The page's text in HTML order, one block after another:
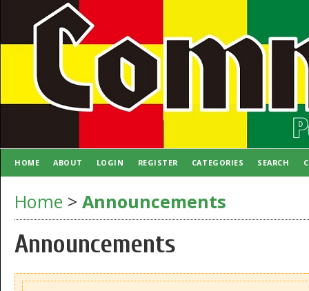
HOME ABOUT LOGIN REGISTER CATEGORIES SEARCH
Home > Announcements
Announcements